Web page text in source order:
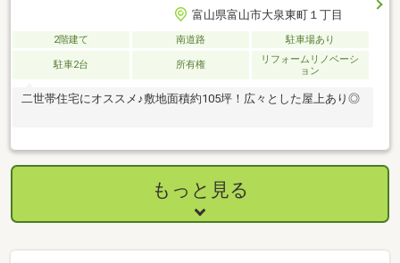
富山県富山市大泉東町１丁目
2階建て 南道路 駐車場あり
駐車2台 所有権
リフォームリノベーシ
ョン
二世帯住宅にオススメ♪敷地面積約105坪！広々とした屋上あり◎
もっと見る